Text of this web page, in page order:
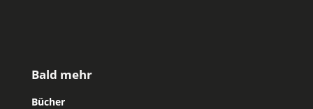
Bald mehr
Bücher